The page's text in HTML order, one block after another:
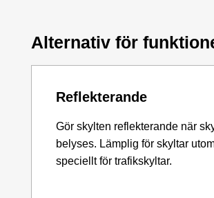
Alternativ för
Reflekterande
Gör skylten reflekterande när
belyses. Lämplig för skyltar
speciellt för trafikskyltar.